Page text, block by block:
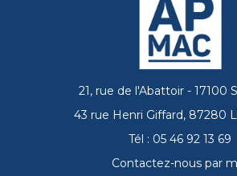
21, rue de l'Abattoir - 17100
43 rue Henri Giffard, 87280
Tél : 05 46 92 13 69
Contactez-nous par